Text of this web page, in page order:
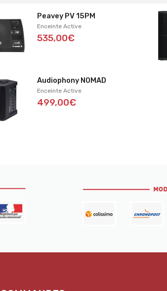
Peavey PV 15PM
Enceinte Active
535,00€
Audiophony NOMAD
Enceinte Active
499,00€